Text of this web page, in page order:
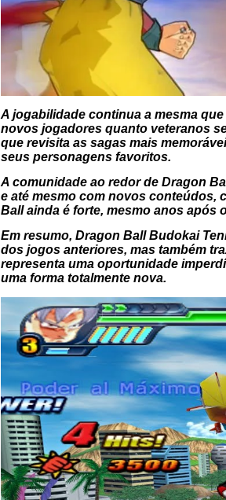
A jogabilidade continua a mesma
novos jogadores quanto veteranos
que revisita as sagas mais
seus personagens favoritos.
A comunidade ao redor de Dragon
e até mesmo com novos conteúdos,
Ball ainda é forte, mesmo anos após
Em resumo, Dragon Ball Budokai
dos jogos anteriores, mas também
representa uma oportunidade
uma forma totalmente nova.